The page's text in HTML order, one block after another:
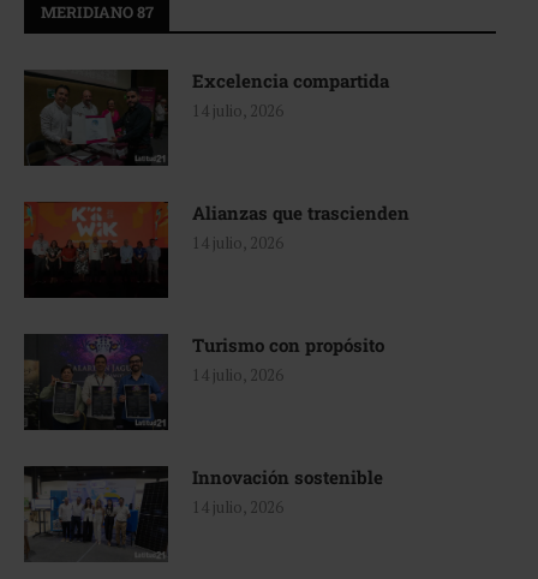
MERIDIANO 87
Excelencia compartida
14 julio, 2026
Alianzas que trascienden
14 julio, 2026
Turismo con propósito
14 julio, 2026
Innovación sostenible
14 julio, 2026